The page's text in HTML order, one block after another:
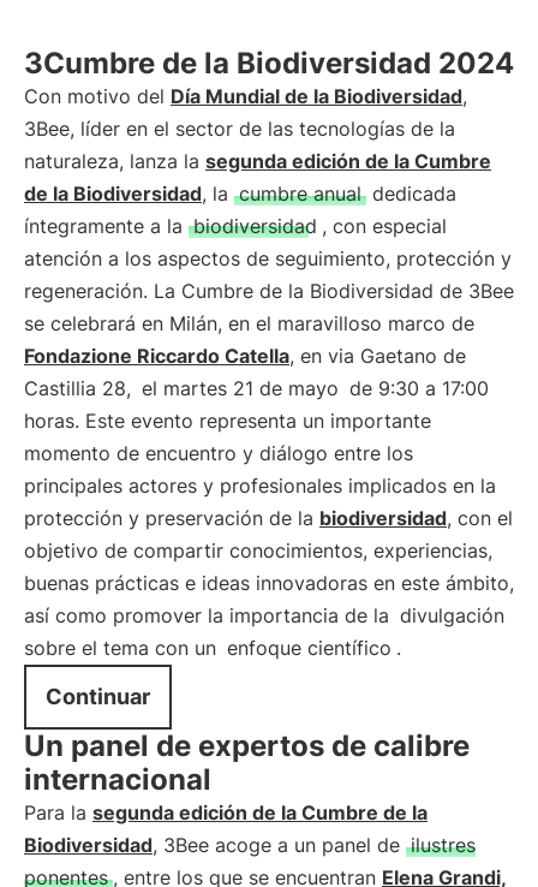
3Cumbre de la Biodiversidad 2024
Con motivo del Día Mundial de la Biodiversidad,
3Bee, líder en el sector de las tecnologías de la
naturaleza, lanza la segunda edición de la Cumbre
de la Biodiversidad, la cumbre anual dedicada
íntegramente a la biodiversidad , con especial
atención a los aspectos de seguimiento, protección y
regeneración. La Cumbre de la Biodiversidad de 3Bee
se celebrará en Milán, en el maravilloso marco de
Fondazione Riccardo Catella, en via Gaetano de
Castillia 28, el martes 21 de mayo de 9:30 a 17:00
horas. Este evento representa un importante
momento de encuentro y diálogo entre los
principales actores y profesionales implicados en la
protección y preservación de la biodiversidad, con el
objetivo de compartir conocimientos, experiencias,
buenas prácticas e ideas innovadoras en este ámbito,
así como promover la importancia de la divulgación
sobre el tema con un enfoque científico .
Continuar
Un panel de expertos de calibre
internacional
Para la segunda edición de la Cumbre de la
Biodiversidad, 3Bee acoge a un panel de ilustres
ponentes , entre los que se encuentran Elena Grandi,